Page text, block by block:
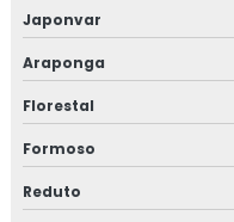
Japonvar
Araponga
Florestal
Formoso
Reduto